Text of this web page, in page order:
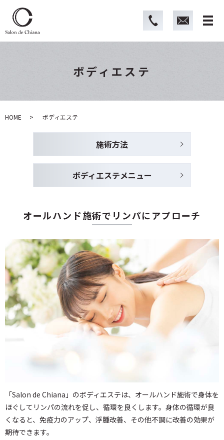
ボディエステ
HOME ボディエステ
施術方法
ボディエステメニュー
オールハンド施術で リンパにアプローチ
「Salon de Chiana」のボディエステは、オールハンド施術で身体を
ほぐしてリンパの流れを促し、循環を良くします。身体の循環が良
くなると、免疫力のアップ、浮腫改善、その他不調に改善の効果が
期待できます。